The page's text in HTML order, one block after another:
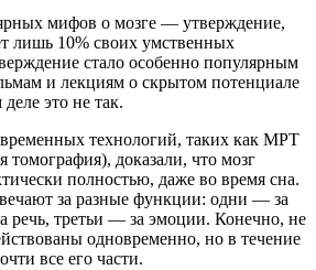
мифов о мозге — утверждение,
лишь 10% своих умственных
стало особенно популярным
и лекциям о скрытом потенциале
это не так.
технологий, таких как МРТ
томография), доказали, что мозг
полностью, даже во время сна.
за разные функции: одни — за
речь, третьи — за эмоции. Конечно, не
одновременно, но в течение
все его части.